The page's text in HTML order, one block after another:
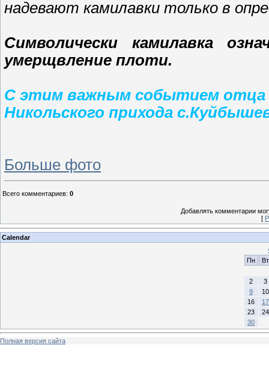
надевают камилавки только в
Символически камилавка
умерщвление плоти.
С этим важным событием отца
Никольского прихода
Больше фото
Всего комментариев: 0
Добавлять комментарии
[
Calendar
Пн
Вт
2
3
9
10
16
17
23
24
30
Полная версия сайта